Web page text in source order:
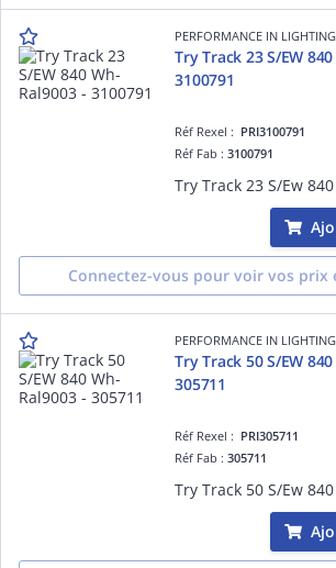
PERFORMANCE IN LIGHTING
Try Track 23 S/EW
3100791
Réf Rexel : PRI3100791
Réf Fab :3100791
Connectez-vous pour voir vos prix
PERFORMANCE IN LIGHTING
Try Track 50 S/EW
305711
Réf Rexel : PRI305711
Réf Fab :305711